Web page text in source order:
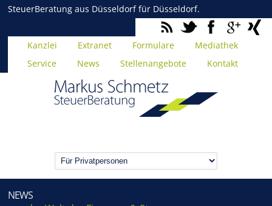
SteuerBeratung aus Düsseldorf für Düsseldorf.
Kanzlei Extranet Formulare
Mediathek
Service
News Stellenangebote Kontakt
NEWS